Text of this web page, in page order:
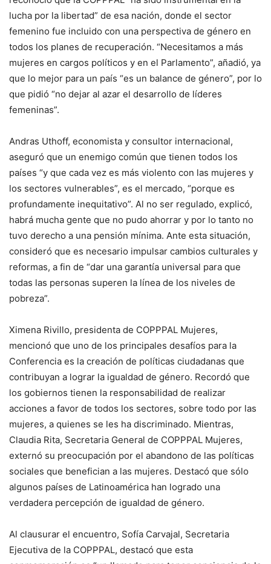
lucha por la libertad” de esa nación, donde el sector
femenino fue incluido con una perspectiva de género en
todos los planes de recuperación. “Necesitamos a más
mujeres en cargos políticos y en el Parlamento”, añadió, ya
que lo mejor para un país “es un balance de género”, por lo
que pidió “no dejar al azar el desarrollo de líderes
femeninas”.
Andras Uthoff, economista y consultor internacional,
aseguró que un enemigo común que tienen todos los
países “y que cada vez es más violento con las mujeres y
los sectores vulnerables”, es el mercado, “porque es
profundamente inequitativo”. Al no ser regulado, explicó,
habrá mucha gente que no pudo ahorrar y por lo tanto no
tuvo derecho a una pensión mínima. Ante esta situación,
consideró que es necesario impulsar cambios culturales y
reformas, a fin de “dar una garantía universal para que
todas las personas superen la línea de los niveles de
pobreza”.
Ximena Rivillo, presidenta de COPPPAL Mujeres,
mencionó que uno de los principales desafíos para la
Conferencia es la creación de políticas ciudadanas que
contribuyan a lograr la igualdad de género. Recordó que
los gobiernos tienen la responsabilidad de realizar
acciones a favor de todos los sectores, sobre todo por las
mujeres, a quienes se les ha discriminado. Mientras,
Claudia Rita, Secretaria General de COPPPAL Mujeres,
externó su preocupación por el abandono de las políticas
sociales que benefician a las mujeres. Destacó que sólo
algunos países de Latinoamérica han logrado una
verdadera percepción de igualdad de género.
Al clausurar el encuentro, Sofía Carvajal, Secretaria
Ejecutiva de la COPPPAL, destacó que esta